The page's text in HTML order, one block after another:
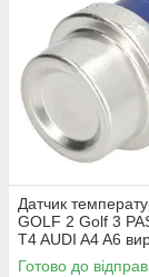
Датчик
GOLF 2 Golf 3
T4 AUDI A4 A6
Topran Німеччина
Готово до